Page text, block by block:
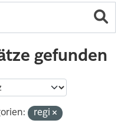
gefunden
regi